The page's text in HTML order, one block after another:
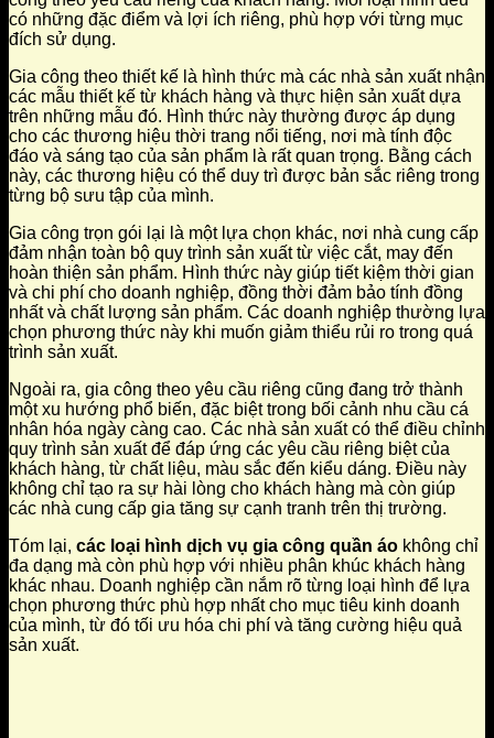
có những đặc điểm và lợi ích riêng, phù hợp với từng mục
đích sử dụng.
Gia công theo thiết kế là hình thức mà các nhà sản xuất nhận
các mẫu thiết kế từ khách hàng và thực hiện sản xuất dựa
trên những mẫu đó. Hình thức này thường được áp dụng
cho các thương hiệu thời trang nổi tiếng, nơi mà tính độc
đáo và sáng tạo của sản phẩm là rất quan trọng. Bằng cách
này, các thương hiệu có thể duy trì được bản sắc riêng trong
từng bộ sưu tập của mình.
Gia công trọn gói lại là một lựa chọn khác, nơi nhà cung cấp
đảm nhận toàn bộ quy trình sản xuất từ việc cắt, may đến
hoàn thiện sản phẩm. Hình thức này giúp tiết kiệm thời gian
và chi phí cho doanh nghiệp, đồng thời đảm bảo tính đồng
nhất và chất lượng sản phẩm. Các doanh nghiệp thường lựa
chọn phương thức này khi muốn giảm thiểu rủi ro trong quá
trình sản xuất.
Ngoài ra, gia công theo yêu cầu riêng cũng đang trở thành
một xu hướng phổ biến, đặc biệt trong bối cảnh nhu cầu cá
nhân hóa ngày càng cao. Các nhà sản xuất có thể điều chỉnh
quy trình sản xuất để đáp ứng các yêu cầu riêng biệt của
khách hàng, từ chất liệu, màu sắc đến kiểu dáng. Điều này
không chỉ tạo ra sự hài lòng cho khách hàng mà còn giúp
các nhà cung cấp gia tăng sự cạnh tranh trên thị trường.
Tóm lại, các loại hình dịch vụ gia công quần áo không chỉ
đa dạng mà còn phù hợp với nhiều phân khúc khách hàng
khác nhau. Doanh nghiệp cần nắm rõ từng loại hình để lựa
chọn phương thức phù hợp nhất cho mục tiêu kinh doanh
của mình, từ đó tối ưu hóa chi phí và tăng cường hiệu quả
sản xuất.